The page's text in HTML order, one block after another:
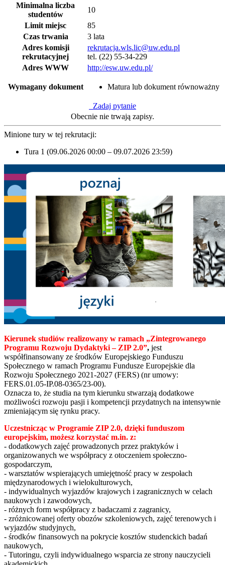
Minimalna liczba
studentów
10
Limit miejsc
85
Czas trwania
3 lata
Adres komisji
rekrutacyjnej
rekrutacja.wls.lic@uw.edu.pl
tel. (22) 55-34-229
Adres WWW
http://esw.uw.edu.pl/
Wymagany dokument Matura lub dokument równoważny
Zadaj pytanie
Obecnie nie trwają zapisy.
Minione tury w tej rekrutacji:
Tura 1 (09.06.2026 00:00 – 09.07.2026 23:59)
Kierunek studiów realizowany w ramach „Zintegrowanego
Programu Rozwoju Dydaktyki – ZIP 2.0”, jest
współfinansowany ze środków Europejskiego Funduszu
Społecznego w ramach Programu Fundusze Europejskie dla
Rozwoju Społecznego 2021-2027 (FERS) (nr umowy:
FERS.01.05-IP.08-0365/23-00).
Oznacza to, że studia na tym kierunku stwarzają dodatkowe
możliwości rozwoju pasji i kompetencji przydatnych na intensywnie
zmieniającym się rynku pracy.
Uczestnicząc w Programie ZIP 2.0, dzięki funduszom
europejskim, możesz korzystać m.in. z:
- dodatkowych zajęć prowadzonych przez praktyków i
organizowanych we współpracy z otoczeniem społeczno-
gospodarczym,
- warsztatów wspierających umiejętność pracy w zespołach
międzynarodowych i wielokulturowych,
- indywidualnych wyjazdów krajowych i zagranicznych w celach
naukowych i zawodowych,
- różnych form współpracy z badaczami z zagranicy,
- zróżnicowanej oferty obozów szkoleniowych, zajęć terenowych i
wyjazdów studyjnych,
- środków finansowych na pokrycie kosztów studenckich badań
naukowych,
- Tutoringu, czyli indywidualnego wsparcia ze strony nauczycieli